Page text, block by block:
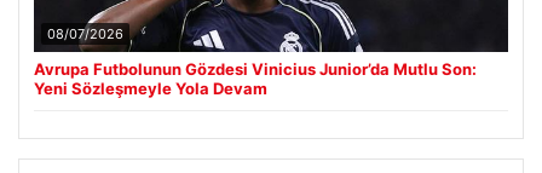
08/07/2026
Avrupa Futbolunun Gözdesi Vinicius Junior’da Mutlu Son:
Yeni Sözleşmeyle Yola Devam